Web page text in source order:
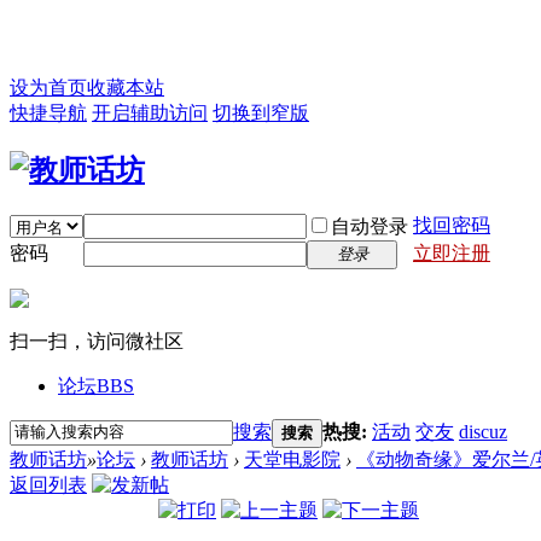
设为首页收藏本站
快捷导航 开启辅助访问 切换到窄版
自动登录 找回密码
密码
登录 立即注册
扫一扫，访问微社区
论坛BBS
搜索 搜索 热搜: 活动 交友 discuz
教师话坊»论坛 › 教师话坊 › 天堂电影院 ›
《动物奇缘》爱尔兰/
返回列表